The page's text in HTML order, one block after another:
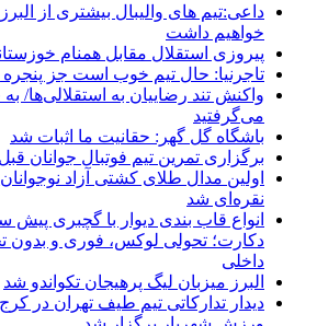
داعی:تیم های والیبال بیشتری از
خواهیم داشت
پیروزی استقلال مقابل همنام
تاجرنیا: حال تیم خوب است جز
واکنش تند رضاییان به استقلالی‌ها/
می‌گرفتید
باشگاه گل گهر: حقانیت ما اثبات شد
برگزاری تمرین تیم فوتبال جوانان
اولین مدال طلای کشتی آزاد
نقره‌ای شد
انواع قاب بندی دیوار با گچبری پیش
دکارت؛ تحولی لوکس، فوری و بدون
داخلی
البرز میزبان لیگ پرهیجان تکواندو شد
دیدار تدارکاتی تیم طیف تهران در